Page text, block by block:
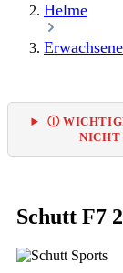
Helme
Ⓘ
NICHT
Schutt F7